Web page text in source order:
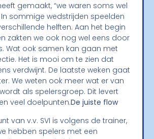
gemaakt, “we waren soms wel
sommige wedstrijden speelden
helften. Aan het begin
zakten we ook nog wel eens door
Wat ook samen kan gaan met
Het is mooi om te zien dat
verdwijnt. De laatste weken gaat
We weten ook meer wat er van
als spelersgroep. Dit levert
veel doelpunten.De juiste flow
van v.v. SVI is volgens de trainer,
hebben spelers met een